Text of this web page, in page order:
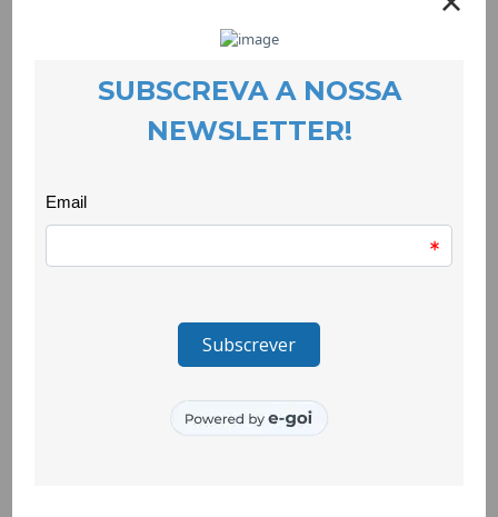
Durante a semana de 14 a 19 de Fevereiro dinamizámos 10
sessões que envolveram 302 alunos e alunas do 9 ao 12º ano
com a equipa da CooLabora, o que prova que o tema era do
seu interesse. As sessões baseavam-se num quiz com
O Agrupamento de Escolas de Belmonte, a Escola EB 2/3 do
Tortosendo, a EPABI, a Escola Profissional Quinta da Lageosa,
a Escola Secundária Campos Melo e a Escola Secundária
Câmara Municipal da Covilhã e CooLabora e e ainda do
Projecto Esperança – CLDS de Belmonte.
chegaram, concebidos pelos alunos e alunas destas escolas